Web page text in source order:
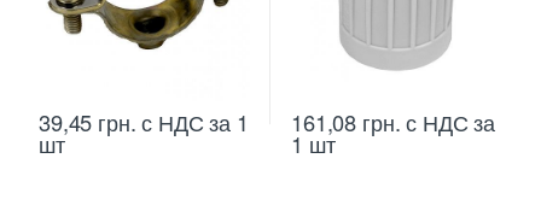
39,45 грн.с НДС за 1
шт
161,08 грн.с НДС за
1 шт